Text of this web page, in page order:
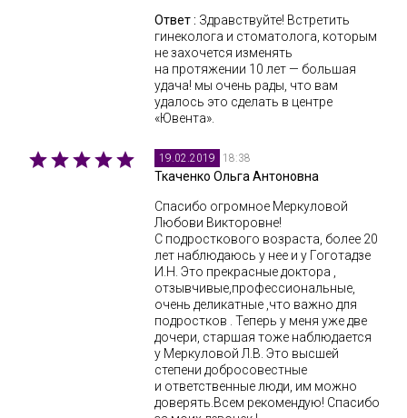
Ответ : Здравствуйте! Встретить
гинеколога и стоматолога, которым
не захочется изменять
на протяжении 10 лет — большая
удача! мы очень рады, что вам
удалось это сделать в центре
«Ювента».
19.02.2019 18:38
Ткаченко Ольга Антоновна
Спасибо огромное Меркуловой
Любови Викторовне!
С подросткового возраста, более 20
лет наблюдаюсь у нее и у Гоготадзе
И.Н. Это прекрасные доктора ,
отзывчивые,профессиональные,
очень деликатные ,что важно для
подростков . Теперь у меня уже две
дочери, старшая тоже наблюдается
у Меркуловой Л.В. Это высшей
степени добросовестные
и ответственные люди, им можно
доверять.Всем рекомендую! Спасибо